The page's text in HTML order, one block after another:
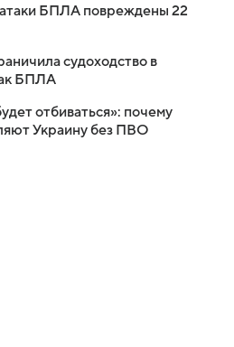
БПЛА повреждены 22
судоходство в
БПЛА
отбиваться»: почему
Украину без ПВО